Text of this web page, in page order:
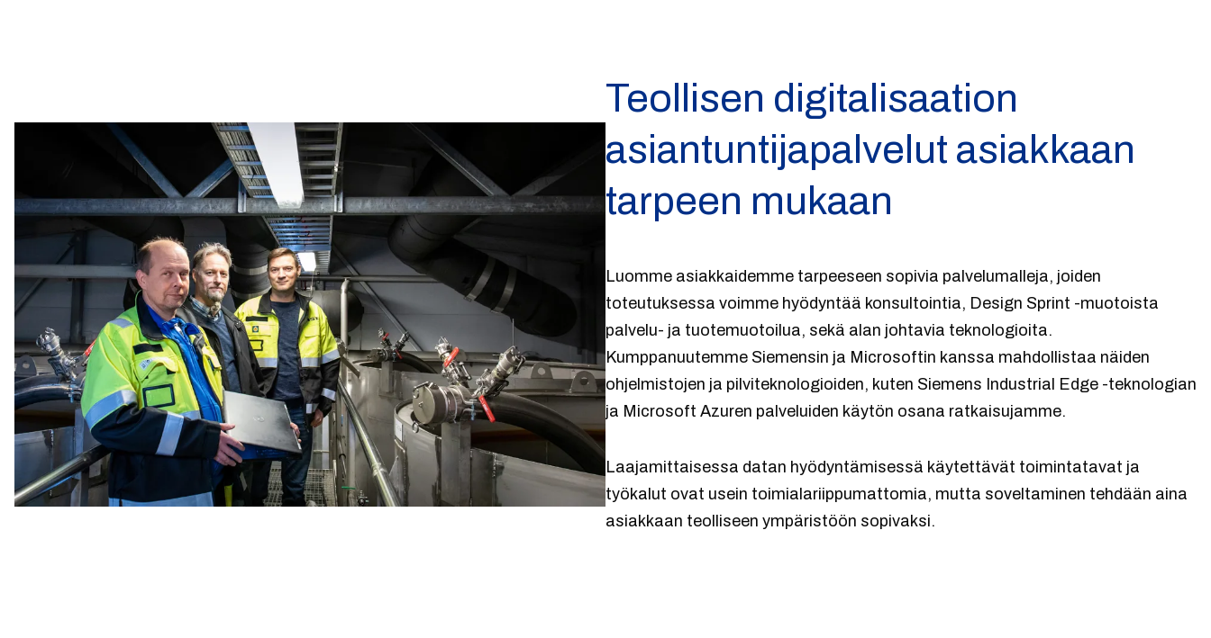
Teollisen digitalisaation
asiantuntijapalvelut asiakkaan
tarpeen mukaan
Luomme asiakkaidemme tarpeeseen sopivia palvelumalleja, joiden
toteutuksessa voimme hyödyntää konsultointia, Design Sprint -muotoista
palvelu- ja tuotemuotoilua, sekä alan johtavia teknologioita.
Kumppanuutemme Siemensin ja Microsoftin kanssa mahdollistaa näiden
ohjelmistojen ja pilviteknologioiden, kuten Siemens Industrial Edge -teknologian
ja Microsoft Azuren palveluiden käytön osana ratkaisujamme.
Laajamittaisessa datan hyödyntämisessä käytettävät toimintatavat ja
työkalut ovat usein toimialariippumattomia, mutta soveltaminen tehdään aina
asiakkaan teolliseen ympäristöön sopivaksi.